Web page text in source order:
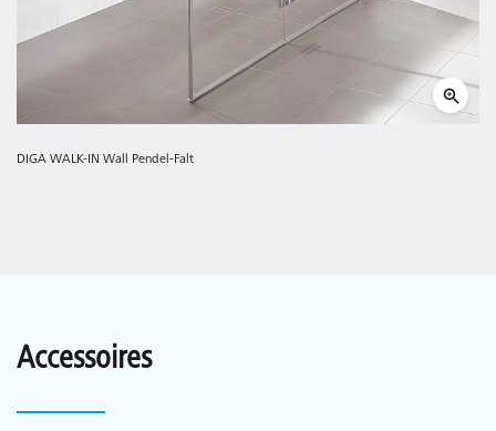
DIGA WALK-IN Wall Pendel-Falt
Accessoires